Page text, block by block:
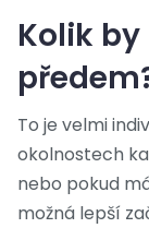
Kolik
To je velmi
okolnostech
nebo pokud
možná lepší